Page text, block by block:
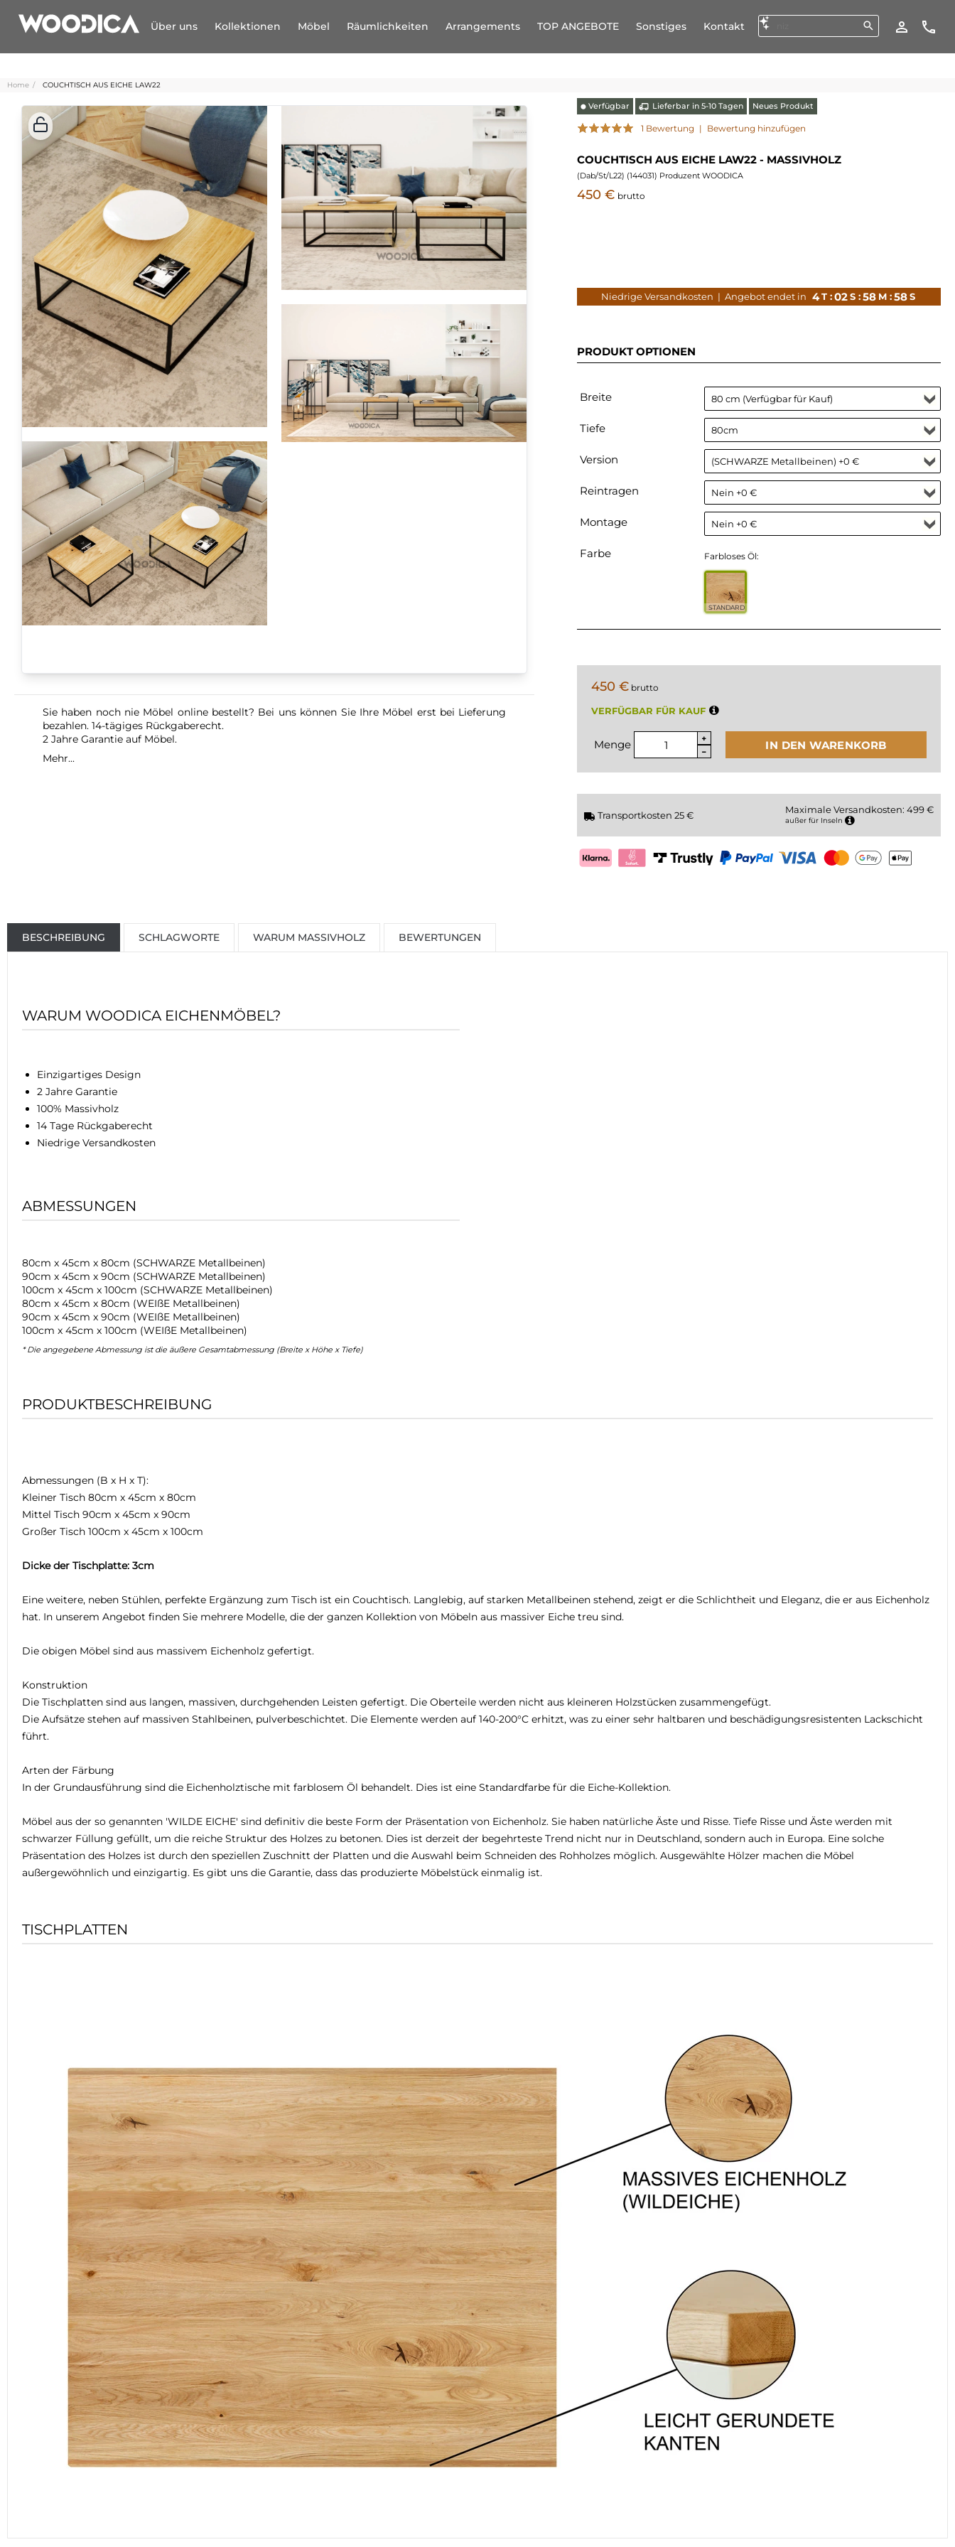
Über uns Kollektionen Möbel Räumlichkeiten Arrangements TOP ANGEBOTE Sonstiges Kontakt
Home COUCHTISCH AUS EICHE LAW22
Sie haben noch nie Möbel online bestellt? Bei uns können Sie Ihre Möbel erst bei Lieferung
bezahlen. 14-tägiges Rückgaberecht.
2 Jahre Garantie auf Möbel.
Mehr...
⬤ Verfügbar Lieferbar in 5-10 Tagen Neues Produkt
1 Bewertung | Bewertung hinzufügen
COUCHTISCH AUS EICHE LAW22 - MASSIVHOLZ
(Dab/St/L22) (144031) Produzent WOODICA
450 € brutto
Niedrige Versandkosten | Angebot endet in 4T :02S :58 M :56S
PRODUKT OPTIONEN
Breite
Tiefe
Version
Reintragen
Montage
Farbe Farbloses Öl:
STANDARD
450 € brutto
VERFÜGBAR FÜR KAUF
Menge IN DEN WARENKORB
Transportkosten25€ Maximale Versandkosten: 499 €
außer für Inseln
BESCHREIBUNG SCHLAGWORTE WARUM MASSIVHOLZ BEWERTUNGEN
WARUM WOODICA EICHENMÖBEL?
Einzigartiges Design
2 Jahre Garantie
100% Massivholz
14 Tage Rückgaberecht
Niedrige Versandkosten
ABMESSUNGEN
80cm x 45cm x 80cm (SCHWARZE Metallbeinen)
90cm x 45cm x 90cm (SCHWARZE Metallbeinen)
100cm x 45cm x 100cm (SCHWARZE Metallbeinen)
80cm x 45cm x 80cm (WEIßE Metallbeinen)
90cm x 45cm x 90cm (WEIßE Metallbeinen)
100cm x 45cm x 100cm (WEIßE Metallbeinen)
* Die angegebene Abmessung ist die äußere Gesamtabmessung (Breite x Höhe x Tiefe)
PRODUKTBESCHREIBUNG
Abmessungen (B x H x T):
Kleiner Tisch 80cm x 45cm x 80cm
Mittel Tisch 90cm x 45cm x 90cm
Großer Tisch 100cm x 45cm x 100cm
Dicke der Tischplatte: 3cm
Eine weitere, neben Stühlen, perfekte Ergänzung zum Tisch ist ein Couchtisch. Langlebig, auf starken Metallbeinen stehend, zeigt er die Schlichtheit und Eleganz, die er aus Eichenholz
hat. In unserem Angebot finden Sie mehrere Modelle, die der ganzen Kollektion von Möbeln aus massiver Eiche treu sind.
Die obigen Möbel sind aus massivem Eichenholz gefertigt.
Konstruktion
Die Tischplatten sind aus langen, massiven, durchgehenden Leisten gefertigt. Die Oberteile werden nicht aus kleineren Holzstücken zusammengefügt.
Die Aufsätze stehen auf massiven Stahlbeinen, pulverbeschichtet. Die Elemente werden auf 140-200°C erhitzt, was zu einer sehr haltbaren und beschädigungsresistenten Lackschicht
führt.
Arten der Färbung
In der Grundausführung sind die Eichenholztische mit farblosem Öl behandelt. Dies ist eine Standardfarbe für die Eiche-Kollektion.
Möbel aus der so genannten 'WILDE EICHE' sind definitiv die beste Form der Präsentation von Eichenholz. Sie haben natürliche Äste und Risse. Tiefe Risse und Äste werden mit
schwarzer Füllung gefüllt, um die reiche Struktur des Holzes zu betonen. Dies ist derzeit der begehrteste Trend nicht nur in Deutschland, sondern auch in Europa. Eine solche
Präsentation des Holzes ist durch den speziellen Zuschnitt der Platten und die Auswahl beim Schneiden des Rohholzes möglich. Ausgewählte Hölzer machen die Möbel
außergewöhnlich und einzigartig. Es gibt uns die Garantie, dass das produzierte Möbelstück einmalig ist.
TISCHPLATTEN